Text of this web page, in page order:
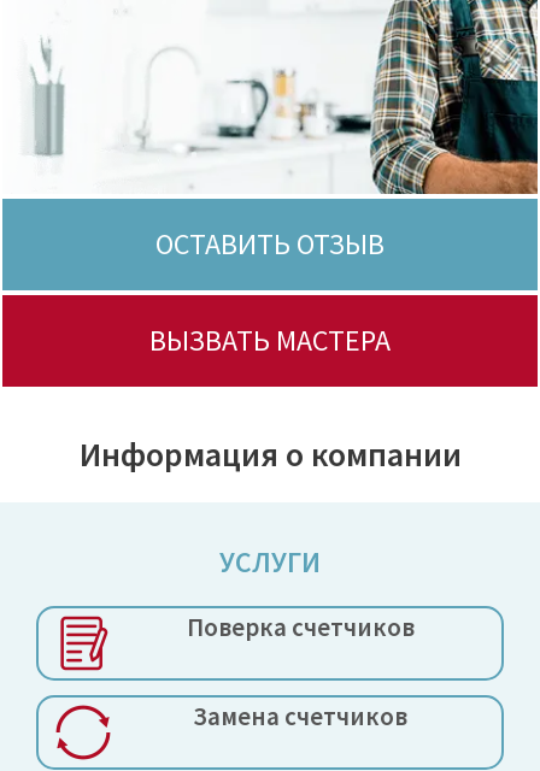
ОСТАВИТЬ ОТЗЫВ
ВЫЗВАТЬ МАСТЕРА
Информация о компании
УСЛУГИ
Поверка счетчиков
Замена счетчиков